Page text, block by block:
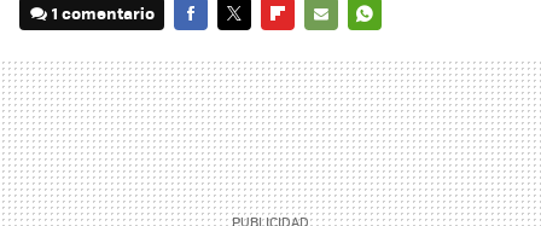
1 comentario
MAIL